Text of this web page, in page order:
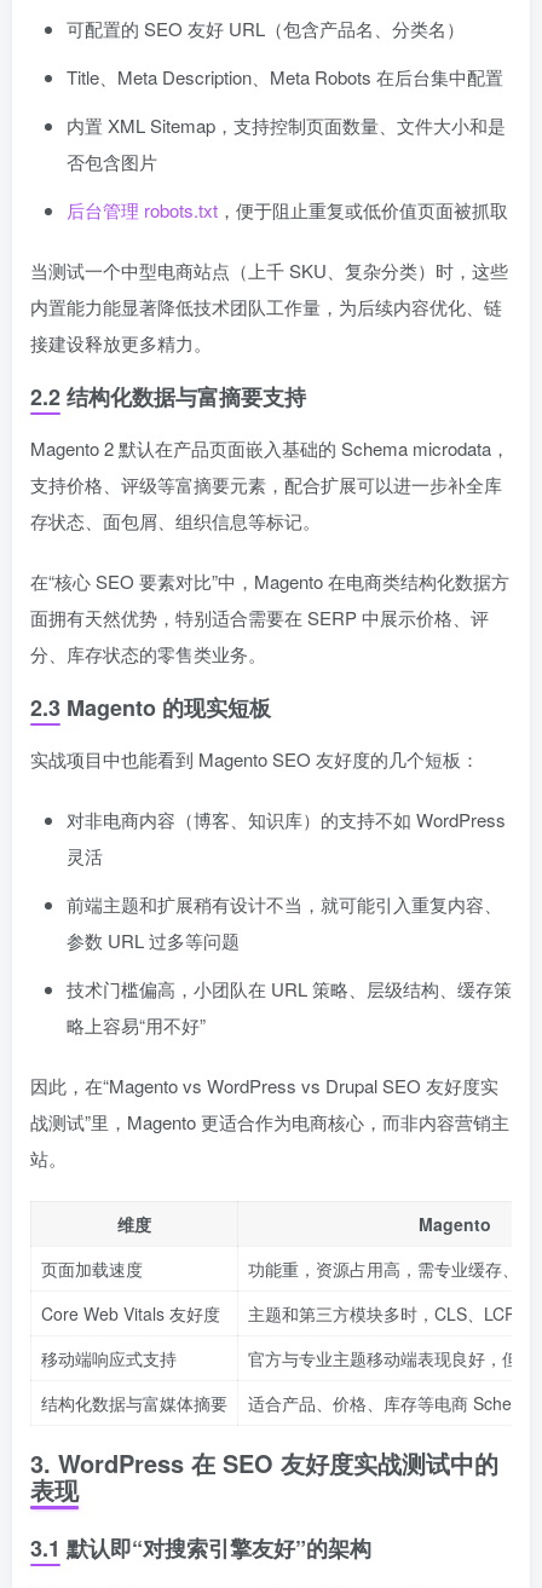
可配置的 SEO 友好 URL（包含产品名、分类名）
Title、Meta Description、Meta Robots 在后台集中配置
内置 XML Sitemap，支持控制页面数量、文件大小和是
否包含图片
后台管理 robots.txt ，便于阻止重复或低价值页面被抓取
当测试一个中型电商站点（上千 SKU、复杂分类）时，这些
内置能力能显著降低技术团队工作量，为后续内容优化、链
接建设释放更多精力。
2.2 结构化数据与富摘要支持
Magento 2 默认在产品页面嵌入基础的 Schema microdata，
支持价格、评级等富摘要元素，配合扩展可以进一步补全库
存状态、面包屑、组织信息等标记。
在“核心 SEO 要素对比”中，Magento 在电商类结构化数据方
面拥有天然优势，特别适合需要在 SERP 中展示价格、评
分、库存状态的零售类业务。
2.3 Magento 的现实短板
实战项目中也能看到 Magento SEO 友好度的几个短板：
对非电商内容（博客、知识库）的支持不如 WordPress
灵活
前端主题和扩展稍有设计不当，就可能引入重复内容、
参数 URL 过多等问题
技术门槛偏高，小团队在 URL 策略、层级结构、缓存策
略上容易“用不好”
因此，在“Magento vs WordPress vs Drupal SEO 友好度实
战测试”里，Magento 更适合作为电商核心，而非内容营销主
站。
维度
Magento
页面加载速度
功能重，资源占用高，需专业缓存、
Core Web Vitals 友好度
主题和第三方模块多时，CLS、LCP
移动端响应式支持
官方与专业主题移动端表现良好，但定
结构化数据与富媒体摘要
适合产品、价格、库存等电商 Schema
3. WordPress 在 SEO 友好度实战测试中的
表现
3.1 默认即“对搜索引擎友好”的架构